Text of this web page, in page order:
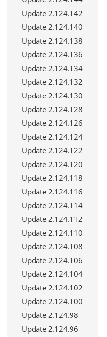
Update 2.124.142
Update 2.124.140
Update 2.124.138
Update 2.124.136
Update 2.124.134
Update 2.124.132
Update 2.124.130
Update 2.124.128
Update 2.124.126
Update 2.124.124
Update 2.124.122
Update 2.124.120
Update 2.124.118
Update 2.124.116
Update 2.124.114
Update 2.124.112
Update 2.124.110
Update 2.124.108
Update 2.124.106
Update 2.124.104
Update 2.124.102
Update 2.124.100
Update 2.124.98
Update 2.124.96